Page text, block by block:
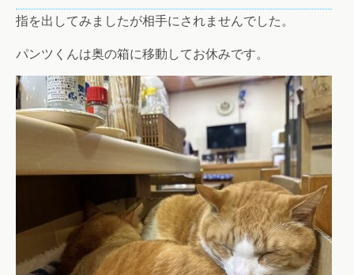
指を出してみましたが相手にされませんでした。
パンツくんは奥の箱に移動してお休みです。